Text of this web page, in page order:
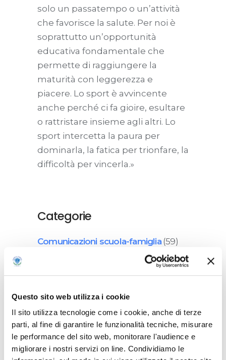
Questo sito web utilizza i cookie
Il sito utilizza tecnologie come i cookie, anche di terze
parti, al fine di garantire le funzionalità tecniche, misurare
le performance del sito web, monitorare l'audience e
migliorare i nostri servizi on line. Condividiamo le
solo un passatempo o un’attività
che favorisce la salute. Per noi è
soprattutto un’opportunità
educativa fondamentale che
permette di raggiungere la
maturità con leggerezza e
piacere. Lo sport è avvincente
anche perché ci fa gioire, esultare
o rattristare insieme agli altri. Lo
sport intercetta la paura per
dominarla, la fatica per trionfare, la
difficoltà per vincerla.»
Categorie
Comunicazioni scuola-famiglia(59)
Senza categoria (13)